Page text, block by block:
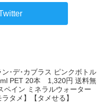
ン･デ･カブラス ピンクボトル
PET 20本 1,320円 送料無
ペイン ミネラルウォーター
ラタメ】【タメせる】